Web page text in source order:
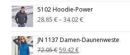
5102 Hoodie-Power
28.85€–34.02€
JN 1137 Damen-Daunenweste
72.05€59.42€